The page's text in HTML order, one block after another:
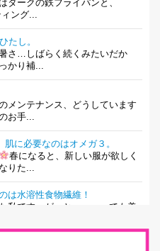
タークの鉄フライパンと、
ング...
たし。
さ…しばらく続くみたいだか
かり補...
メンテナンス、どうしています
お手...
に必要なのはオメガ３。
春になると、新しい服が欲しく
りた...
は水溶性食物繊維！
私です。が、と〜〜〜っても美